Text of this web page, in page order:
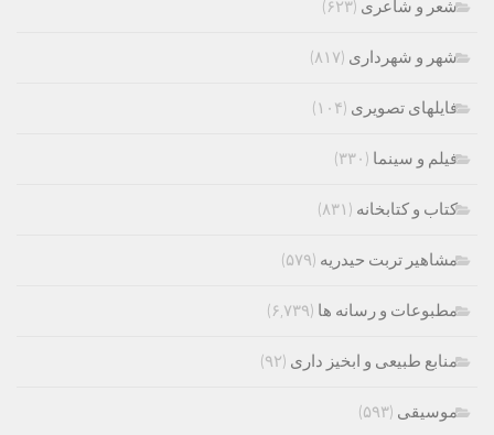
شعر و شاعری (۶۲۳)
شهر و شهرداری (۸۱۷)
فایلهای تصویری (۱۰۴)
فیلم و سینما (۳۳۰)
کتاب و کتابخانه (۸۳۱)
مشاهیر تربت حیدریه (۵۷۹)
مطبوعات و رسانه ها (۶,۷۳۹)
منابع طبیعی و ابخیز داری (۹۲)
موسیقی (۵۹۳)